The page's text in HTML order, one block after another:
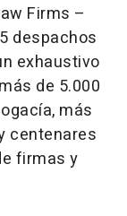
Firms –
despachos
exhaustivo
de 5.000
más
centenares
firmas y